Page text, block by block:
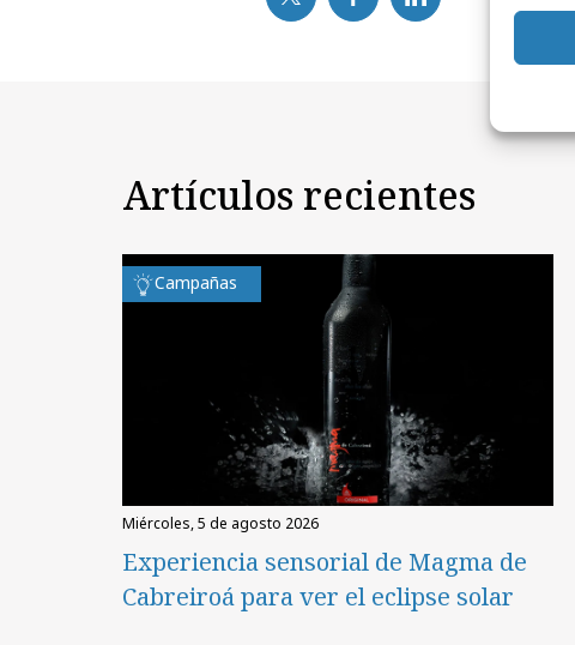
Artículos recientes
Campañas
miércoles, 5 de agosto 2026
Experiencia sensorial de Magma de
Cabreiroá para ver el eclipse solar